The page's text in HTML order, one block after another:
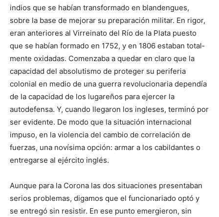
indios que se habían transformado en blandengues,
sobre la base de mejorar su preparación militar. En rigor,
eran anteriores al Virreinato del Río de la Plata puesto
que se habían formado en 1752, y en 1806 estaban total­
mente oxidadas. Comenzaba a quedar en claro que la
capacidad del absolutismo de proteger su periferia
colonial en medio de una guerra revolucionaria dependía
de la capacidad de los lugareños para ejercer la
autodefensa. Y, cuan­do llegaron los ingleses, terminó por
ser evidente. De modo que la situación internacional
impuso, en la violencia del cambio de correlación de
fuerzas, una novísima opción: armar a los cabildantes o
entregarse al ejército inglés.
Aunque para la Corona las dos situaciones presentaban
serios problemas, digamos que el funcionariado optó y
se entregó sin resistir. En ese punto emergieron, sin